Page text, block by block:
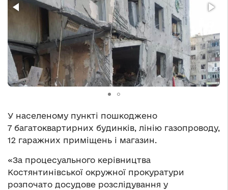
У населеному пункті пошкоджено
7 багатоквартирних будинків, лінію газопроводу,
12 гаражних приміщень і магазин.
«За процесуального керівництва
Костянтинівської окружної прокуратури
розпочато досудове розслідування у